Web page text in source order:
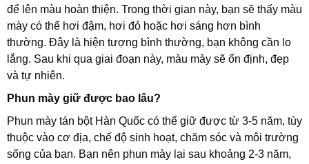
để lên màu hoàn thiện. Trong thời gian này, bạn sẽ thấy màu
mày có thể hơi đậm, hơi đỏ hoặc hơi sáng hơn bình
thường. Đây là hiện tượng bình thường, bạn không cần lo
lắng. Sau khi qua giai đoạn này, màu mày sẽ ổn định, đẹp
và tự nhiên.
Phun mày giữ được bao lâu?
Phun mày tán bột Hàn Quốc có thể giữ được từ 3-5 năm, tùy
thuộc vào cơ địa, chế độ sinh hoạt, chăm sóc và môi trường
sống của bạn. Bạn nên phun mày lại sau khoảng 2-3 năm,